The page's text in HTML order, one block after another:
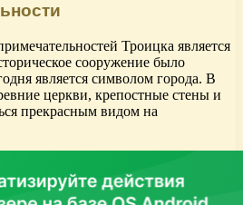
Троицка является
сооружение было
является символом города. В
церкви, крепостные стены и
прекрасным видом на